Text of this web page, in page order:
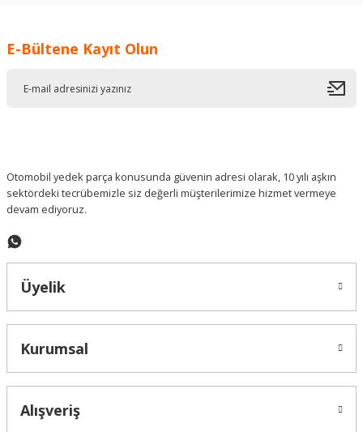
Ürün resmi kalitesiz, bozuk veya görüntülenemiyor.
E-Bültene Kayıt Olun
Otomobil yedek parça konusunda güvenin adresi olarak, 10 yılı aşkın
sektördeki tecrübemizle siz değerli müşterilerimize hizmet vermeye
devam ediyoruz.
Üyelik
Kurumsal
Alışveriş